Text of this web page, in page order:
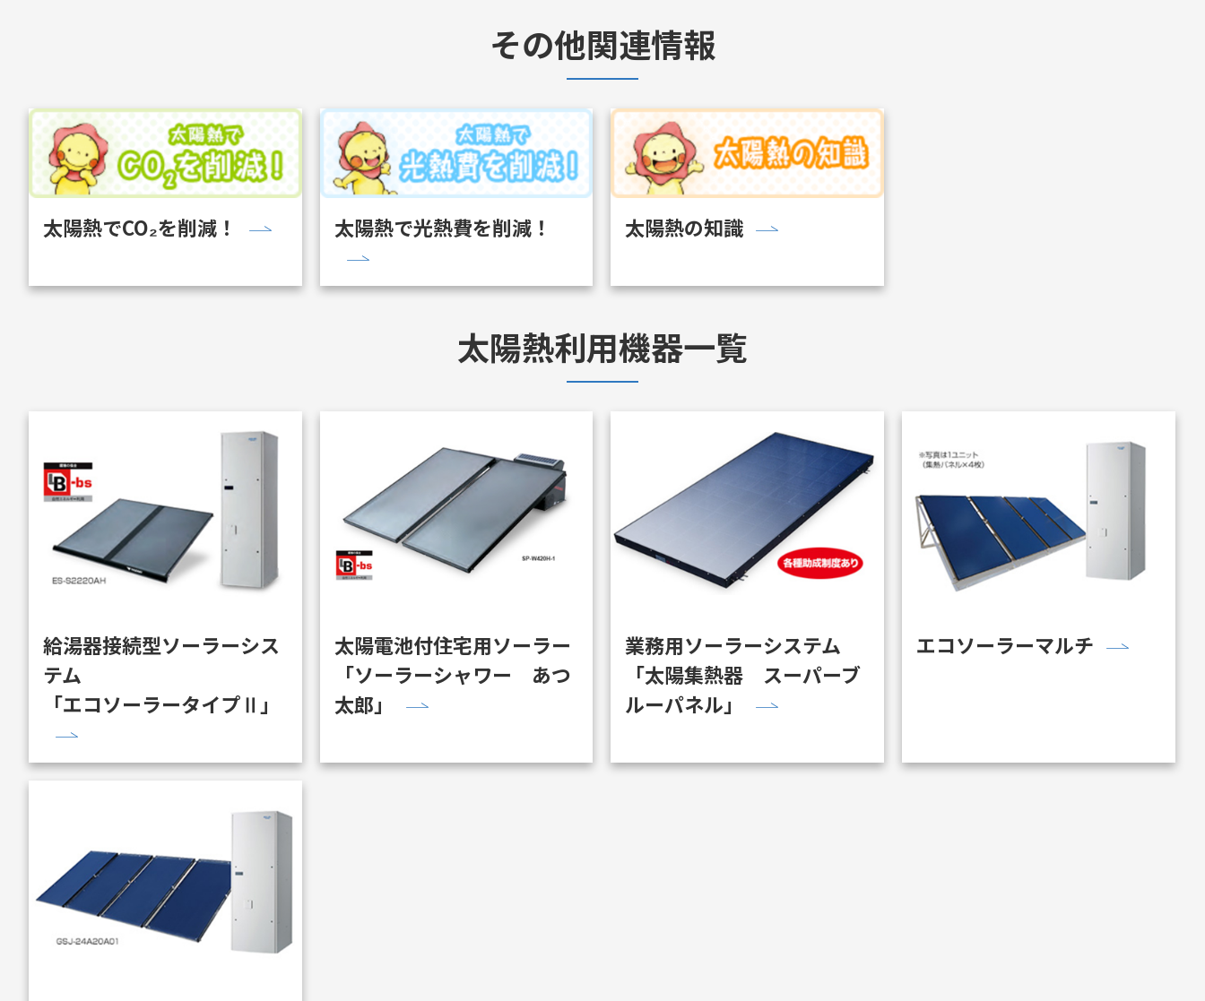
その他関連情報
太陽熱でCO₂を削減！ 太陽熱で光熱費を削減！ 太陽熱の知識
太陽熱利用機器一覧
給湯器接続型ソーラーシス
テム
「エコソーラータイプⅡ」
太陽電池付住宅用ソーラー
「ソーラーシャワー あつ
太郎」
業務用ソーラーシステム
「太陽集熱器 スーパーブ
ルーパネル」
エコソーラーマルチ